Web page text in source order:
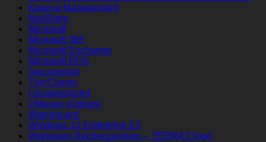
Kaseya Management
MailStore
Microsoft
Microsoft 365
Microsoft Exchange
Microsoft RDS
Securepoint
ThinClients
Uncategorized
VMware vSphere
Watchguard
Windows 10 Enterprise E3
Wortmann Rechenzentrum – TERRA Cloud